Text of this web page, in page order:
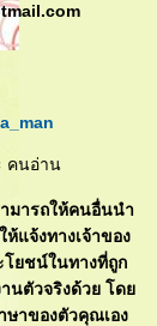
คนอ่าน
มารถให้คนอื่นนำ
แจ้งทางเจ้าของ
โยชน์ในทางที่ถูก
านตัวจริงด้วย โด
ษาของตัวคุณเอง